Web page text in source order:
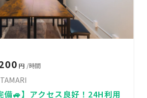
円 /時間
備🚙】アクセス良好！24H利用